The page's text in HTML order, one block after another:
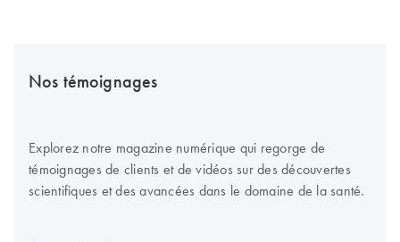
Nos témoignages
Explorez notre magazine numérique qui regorge de
témoignages de clients et de vidéos sur des découvertes
scientifiques et des avancées dans le domaine de la santé.